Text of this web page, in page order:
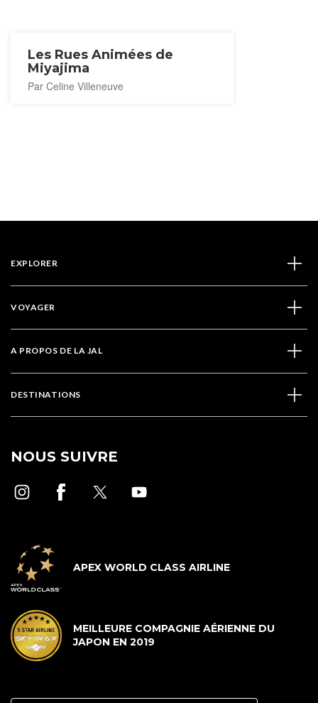
Les Rues Animées de
Miyajima
Par Celine Villeneuve
EXPLORER
VOYAGER
A PROPOS DE LA JAL
DESTINATIONS
NOUS SUIVRE
APEX WORLD CLASS AIRLINE
MEILLEURE COMPAGNIE AÉRIENNE DU
JAPON EN 2019